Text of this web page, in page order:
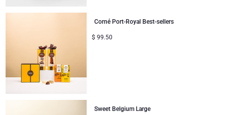
Remerciements
Romance
Corné Port-Royal Best-sellers
$ 99.50
Sweet Belgium Large